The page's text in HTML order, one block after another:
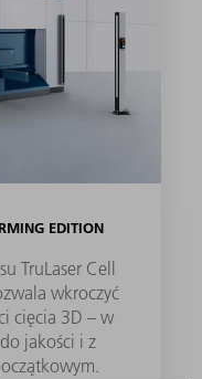
EDITION
TruLaser Cell
wkroczyć
cięcia 3D – w
jakości i z